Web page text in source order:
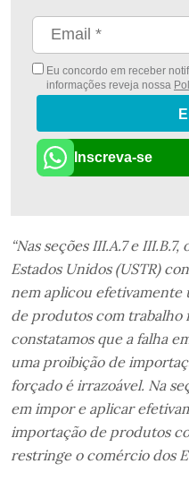
Eu concordo em receber
informações reveja nossa
Inscreva-se
“Nas seções III.A.7 e
Estados Unidos (USTR)
nem aplicou efetivamente
de produtos com trabalho
constatamos que a falha
uma proibição de
forçado é irrazoável. Na
em impor e aplicar
importação de produtos
restringe o comércio dos